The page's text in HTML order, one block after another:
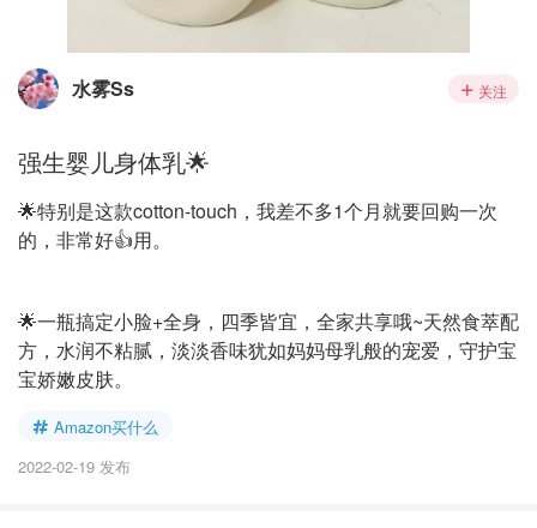
水雾Ss 关注
强生婴儿身体乳🌟
🌟特别是这款cotton-touch，我差不多1个月就要回购一次
的，非常好👍用。
🌟一瓶搞定小脸+全身，四季皆宜，全家共享哦~天然食萃配
方，水润不粘腻，淡淡香味犹如妈妈母乳般的宠爱，守护宝
宝娇嫩皮肤。
Amazon买什么
2022-02-19 发布